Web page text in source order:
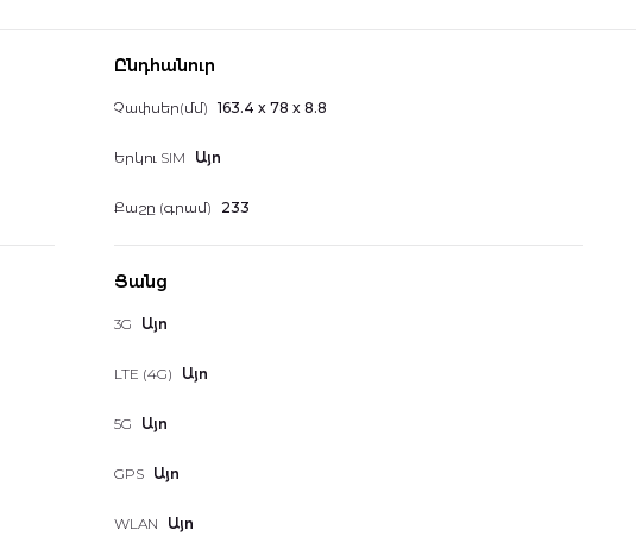
Ընդհանուր
Չափսեր(մմ) 163.4 x 78 x 8.8
Երկու SIM Այո
Քաշը (գրամ) 233
Ցանց
3G Այո
LTE (4G) Այո
5G Այո
GPS Այո
WLAN Այո